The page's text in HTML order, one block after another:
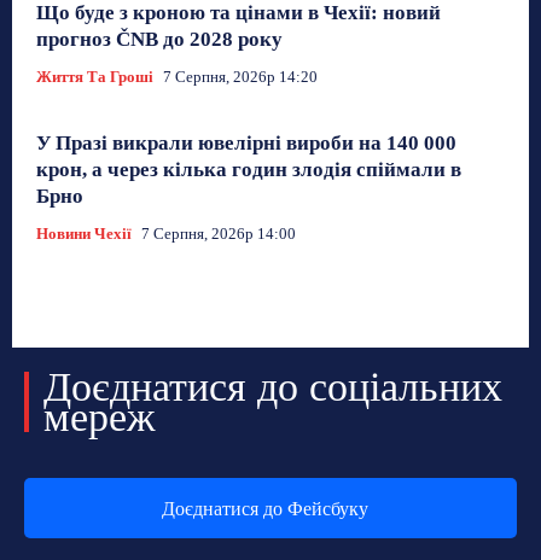
Що буде з кроною та цінами в Чехії: новий
прогноз ČNB до 2028 року
Життя Та Гроші 7 Серпня, 2026р 14:20
У Празі викрали ювелірні вироби на 140 000
крон, а через кілька годин злодія спіймали в
Брно
Новини Чехії 7 Серпня, 2026р 14:00
Доєднатися до соціальних
мереж
Доєднатися до Фейсбуку